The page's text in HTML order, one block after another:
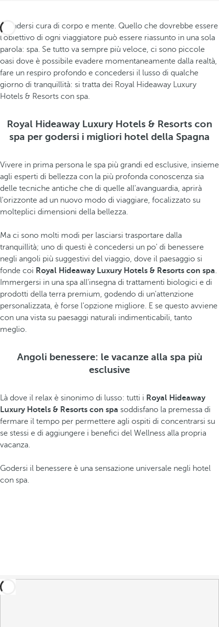
Prendersi cura di corpo e mente. Quello che dovrebbe essere
l'obiettivo di ogni viaggiatore può essere riassunto in una sola
parola: spa. Se tutto va sempre più veloce, ci sono piccole
oasi dove è possibile evadere momentaneamente dalla realtà,
fare un respiro profondo e concedersi il lusso di qualche
giorno di tranquillità: si tratta dei Royal Hideaway Luxury
Hotels & Resorts con spa.
Royal Hideaway Luxury Hotels & Resorts con
spa per godersi i migliori hotel della Spagna
Vivere in prima persona le spa più grandi ed esclusive, insieme
agli esperti di bellezza con la più profonda conoscenza sia
delle tecniche antiche che di quelle all'avanguardia, aprirà
l'orizzonte ad un nuovo modo di viaggiare, focalizzato su
molteplici dimensioni della bellezza.
Ma ci sono molti modi per lasciarsi trasportare dalla
tranquillità; uno di questi è concedersi un po' di benessere
negli angoli più suggestivi del viaggio, dove il paesaggio si
fonde coi Royal Hideaway Luxury Hotels & Resorts con spa.
Immergersi in una spa all'insegna di trattamenti biologici e di
prodotti della terra premium, godendo di un'attenzione
personalizzata, è forse l'opzione migliore. E se questo avviene
con una vista su paesaggi naturali indimenticabili, tanto
meglio.
Angoli benessere: le vacanze alla spa più
esclusive
Là dove il relax è sinonimo di lusso: tutti i Royal Hideaway
Luxury Hotels & Resorts con spa soddisfano la premessa di
fermare il tempo per permettere agli ospiti di concentrarsi su
se stessi e di aggiungere i benefici del Wellness alla propria
vacanza.
Godersi il benessere è una sensazione universale negli hotel
con spa.